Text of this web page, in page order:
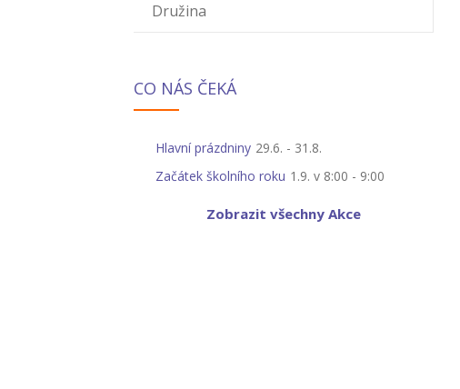
Družina
CO NÁS ČEKÁ
Hlavní prázdniny 29.6. - 31.8.
Začátek školního roku 1.9. v 8:00 - 9:00
Zobrazit všechny Akce